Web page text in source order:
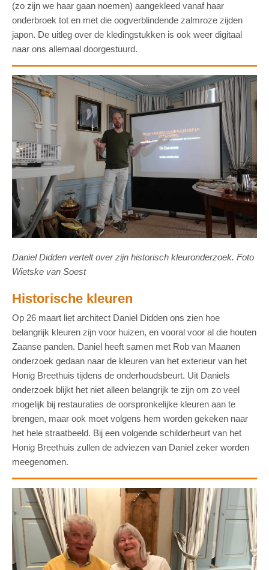
(zo zijn we haar gaan noemen) aangekleed vanaf haar
onderbroek tot en met die oogverblindende zalmroze zijden
japon. De uitleg over de kledingstukken is ook weer digitaal
naar ons allemaal doorgestuurd.
Daniel Didden vertelt over zijn historisch kleuronderzoek. Foto
Wietske van Soest
Historische kleuren
Op 26 maart liet architect Daniel Didden ons zien hoe
belangrijk kleuren zijn voor huizen, en vooral voor al die houten
Zaanse panden. Daniel heeft samen met Rob van Maanen
onderzoek gedaan naar de kleuren van het exterieur van het
Honig Breethuis tijdens de onderhoudsbeurt. Uit Daniels
onderzoek blijkt het niet alleen belangrijk te zijn om zo veel
mogelijk bij restauraties de oorspronkelijke kleuren aan te
brengen, maar ook moet volgens hem worden gekeken naar
het hele straatbeeld. Bij een volgende schilderbeurt van het
Honig Breethuis zullen de adviezen van Daniel zeker worden
meegenomen.